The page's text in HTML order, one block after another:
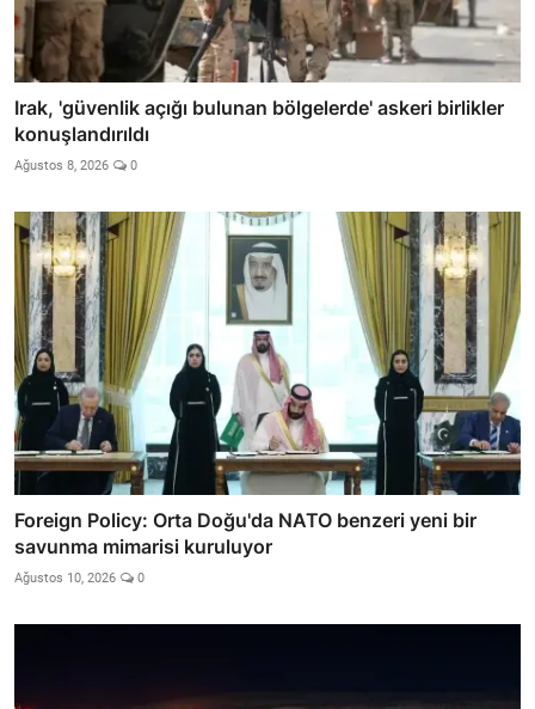
Irak, 'güvenlik açığı bulunan bölgelerde' askeri birlikler
konuşlandırıldı
Ağustos 8, 2026 0
Foreign Policy: Orta Doğu'da NATO benzeri yeni bir
savunma mimarisi kuruluyor
Ağustos 10, 2026 0